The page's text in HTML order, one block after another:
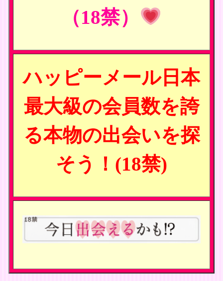
（18禁）
ハッピーメール日本
最大級の会員数を誇
る本物の出会いを探
そう！(18禁)